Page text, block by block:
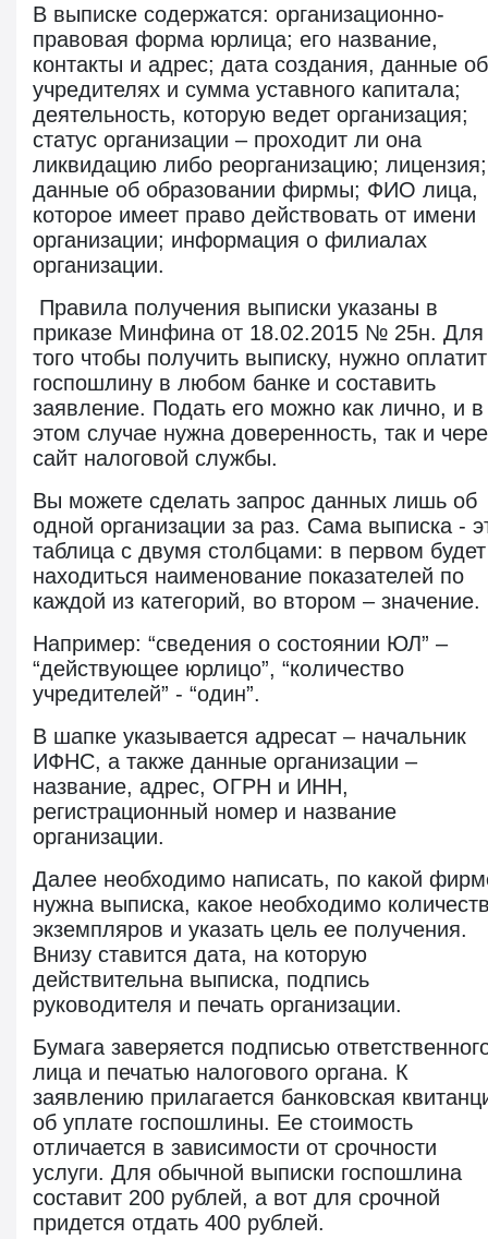
В выписке содержатся: организационно-
правовая форма юрлица; его название,
контакты и адрес; дата создания, данные об
учредителях и сумма уставного капитала;
деятельность, которую ведет организация;
статус организации – проходит ли она
ликвидацию либо реорганизацию; лицензия;
данные об образовании фирмы; ФИО лица,
которое имеет право действовать от имени
организации; информация о филиалах
организации.
Правила получения выписки указаны в
приказе Минфина от 18.02.2015 № 25н. Для
того чтобы получить выписку, нужно
госпошлину в любом банке и составить
заявление. Подать его можно как лично, и в
этом случае нужна доверенность, так и
сайт налоговой службы.
Вы можете сделать запрос данных лишь об
одной организации за раз. Сама выписка -
таблица с двумя столбцами: в первом будет
находиться наименование показателей по
каждой из категорий, во втором – значение.
Например: “сведения о состоянии ЮЛ” –
“действующее юрлицо”, “количество
учредителей” - “один”.
В шапке указывается адресат – начальник
ИФНС, а также данные организации –
название, адрес, ОГРН и ИНН,
регистрационный номер и название
организации.
Далее необходимо написать, по какой
нужна выписка, какое необходимо
экземпляров и указать цель ее получения.
Внизу ставится дата, на которую
действительна выписка, подпись
руководителя и печать организации.
Бумага заверяется подписью
лица и печатью налогового органа. К
заявлению прилагается банковская
об уплате госпошлины. Ее стоимость
отличается в зависимости от срочности
услуги. Для обычной выписки госпошлина
составит 200 рублей, а вот для срочной
придется отдать 400 рублей.